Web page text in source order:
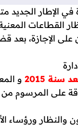
في الإطار
القطاعات
سنة 2015
و
على المرسوم
والنظار ورؤساء